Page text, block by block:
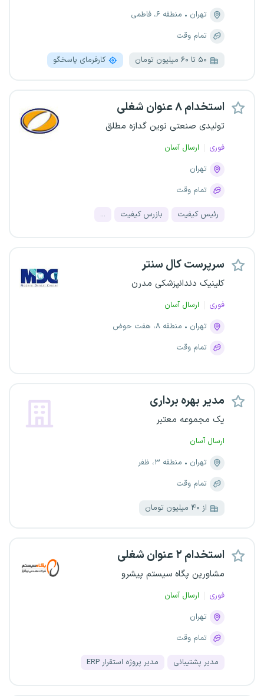
تهران
منطقه ۶، فاطمی
تمام وقت
۵۰ تا ۶۰ میلیون تومان کارفرمای پاسخگو
استخدام ۸ عنوان شغلی
تولیدی صنعتی نوین گدازه مطلق
فوری
ارسال آسان
تهران
تمام وقت
رئیس کیفیت بازرس کیفیت ...
سرپرست کال سنتر
کلینیک دندانپزشکی مدرن
فوری
ارسال آسان
تهران
منطقه ۸، هفت حوض
تمام وقت
مدیر بهره برداری
یک مجموعه معتبر
ارسال آسان
تهران
منطقه ۳، ظفر
تمام وقت
از ۴۰ میلیون تومان
استخدام ۲ عنوان شغلی
مشاورین پگاه سیستم پیشرو
فوری
ارسال آسان
تهران
تمام وقت
مدیر پشتیبانی مدیر پروژه استقرار ERP